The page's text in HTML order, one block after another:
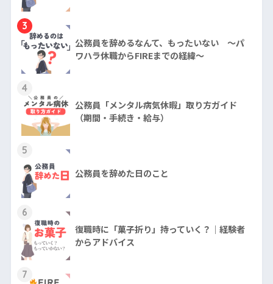
3
公務員を辞めるなんて、もったいない ～パ
ワハラ休職からFIREまでの経緯～
4
公務員「メンタル病気休暇」取り方ガイド
（期間・手続き・給与）
5
公務員を辞めた日のこと
6
復職時に「菓子折り」持っていく？｜経験者
からアドバイス
7